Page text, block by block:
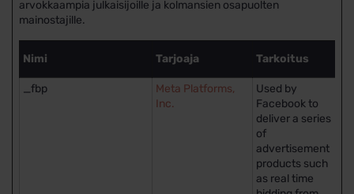
arvokkaampia julkaisijoille ja kolmansien osapuolten
mainostajille.
Nimi Tarjoaja Tarkoitus
_fbp
Meta Platforms,
Inc.
Used by
Facebook to
deliver a series
of
advertisement
products such
as real time